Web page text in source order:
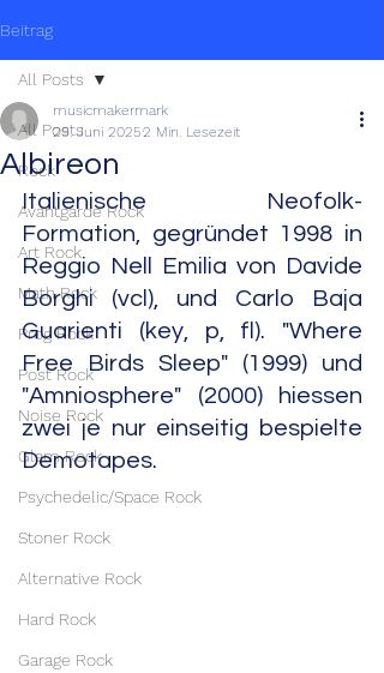
Beitrag
All Posts
Rock
Avantgarde Rock
Art Rock
Math Rock
Prog Rock
Post Rock
Noise Rock
Glam Rock
Psychedelic/Space Rock
Stoner Rock
Alternative Rock
Hard Rock
Garage Rock
All Posts
Albireon
musicmakermark
29. Juni 20252 Min. Lesezeit
Italienische Neofolk-
Formation, gegründet 1998 in
Reggio Nell Emilia von Davide
Borghi (vcl), und Carlo Baja
Guarienti (key, p, fl). "Where
Free Birds Sleep" (1999) und
"Amniosphere" (2000) hiessen
zwei je nur einseitig bespielte
Demotapes.